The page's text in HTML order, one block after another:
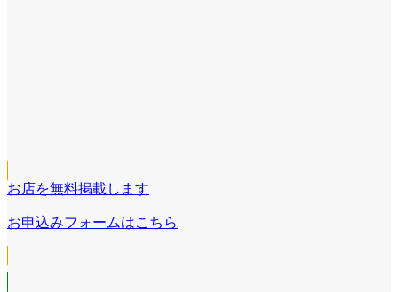
リ
ン
ク
ン
リ
ク
ン
リ
ン
ク
お店を無料掲載します
お申込みフォームはこちら